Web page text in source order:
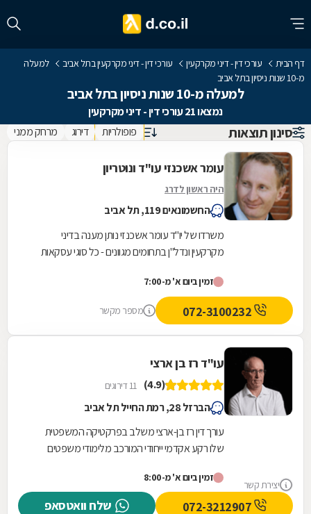
דף הבית עורכי דין - דיני מקרקעין עורכי דין - דיני מקרקעין בתל אביב
למעלה
מ-10 שנות ניסיון בתל אביב
למעלה מ-10 שנות ניסיון בתל אביב
נמצאו 21 עורכי דין - דיני מקרקעין
סינון תוצאות פופולריות דירוג מרחק ממני
עומר אשכנזי עו"ד ונוטריון
היה ראשון לדרג
החשמונאים 119, תל אביב
משרדו של יו"ד עומר אשכנזי נותן מענה בדיני
מקרקעין ונדל"ן בתחומים מגוונים - כל סוגי עסקאות
קרקעות...
זמין ביום א' מ-7:00
מספר מקשר
יצירת קשר
עו"ד רז בן ארצי
(4.9) 11 דירוגים
הברזל 28, רמת החייל תל אביב
עורך דין רז בן-ארצי משלב בפרקטיקה המשפטית
שלו רקע אקדמי ייחודי המורכב מלימודי משפטים
(בהצטיינות) מהקריה...
זמין ביום א' מ-8:00
שלח וואטסאפ